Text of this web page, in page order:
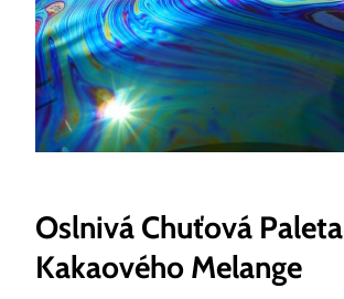
Oslnivá Chuťová Paleta
Kakaového Melange